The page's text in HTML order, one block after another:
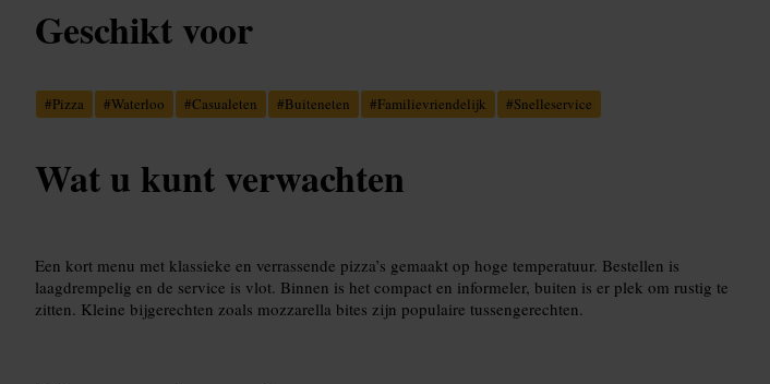
Geschikt voor
#Pizza #Waterloo #Casualeten #Buiteneten #Familievriendelijk #Snelleservice
Wat u kunt verwachten
Een kort menu met klassieke en verrassende pizza’s gemaakt op hoge temperatuur. Bestellen is
laagdrempelig en de service is vlot. Binnen is het compact en informeler, buiten is er plek om rustig te
zitten. Kleine bijgerechten zoals mozzarella bites zijn populaire tussengerechten.